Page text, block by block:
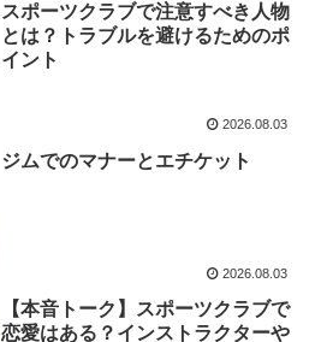
スポーツクラブで注意すべき人物
とは？トラブルを避けるためのポ
イント
2026.08.03
ジムでのマナーとエチケット
2026.08.03
【本音トーク】スポーツクラブで
恋愛はある？インストラクターや